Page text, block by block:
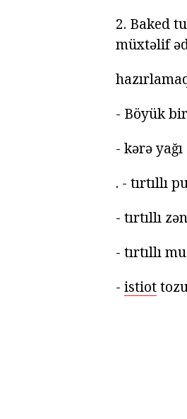
2. Baked
müxtəlif
- Böyük
- kərə
. - tırtıllı
- tırtıllı
- tırtıllı
- istiot